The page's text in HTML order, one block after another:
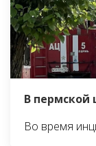
В
Во время